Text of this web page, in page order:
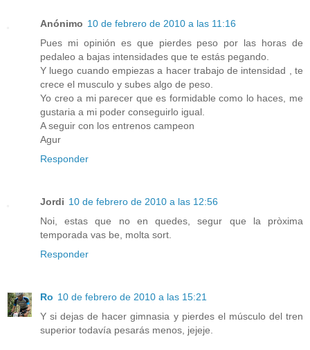
Anónimo 10 de febrero de 2010 a las 11:16
Pues mi opinión es que pierdes peso por las horas de
pedaleo a bajas intensidades que te estás pegando.
Y luego cuando empiezas a hacer trabajo de intensidad , te
crece el musculo y subes algo de peso.
Yo creo a mi parecer que es formidable como lo haces, me
gustaria a mi poder conseguirlo igual.
A seguir con los entrenos campeon
Agur
Responder
Jordi 10 de febrero de 2010 a las 12:56
Noi, estas que no en quedes, segur que la pròxima
temporada vas be, molta sort.
Responder
Ro 10 de febrero de 2010 a las 15:21
Y si dejas de hacer gimnasia y pierdes el músculo del tren
superior todavía pesarás menos, jejeje.